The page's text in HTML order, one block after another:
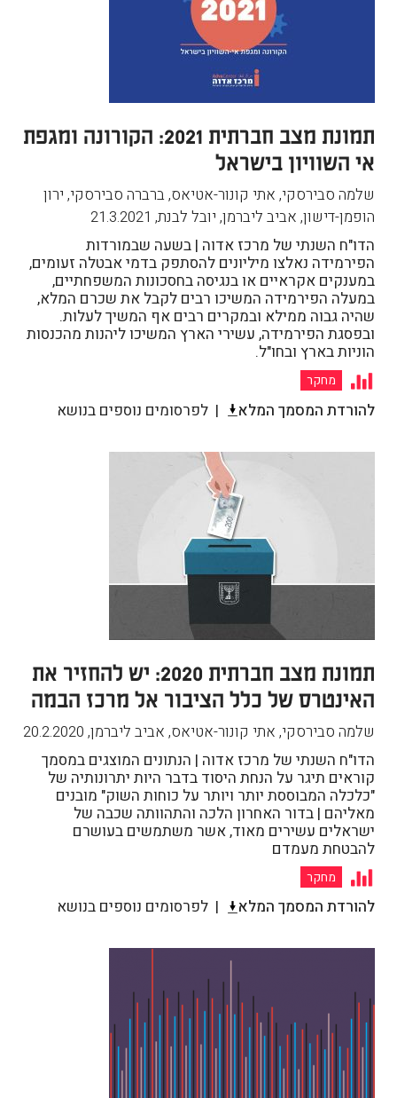
תמונת מצב חברתית 2021: הקורונה ומגפת
אי השוויון בישראל
שלמה סבירסקי, אתי קונור-אטיאס, ברברה סבירסקי, ירון
הופמן-דישון, אביב ליברמן, יובל לבנת,
21.3.2021
הדו"ח השנתי של מרכז אדוה | בשעה שבמורדות
הפירמידה נאלצו מיליונים להסתפק בדמי אבטלה זעומים,
במענקים אקראיים או בנגיסה בחסכונות המשפחתיים,
במעלה הפירמידה המשיכו רבים לקבל את שכרם המלא,
שהיה גבוה ממילא ובמקרים רבים אף המשיך לעלות.
ובפסגת הפירמידה, עשירי הארץ המשיכו ליהנות מהכנסות
הוניות בארץ ובחו"ל.
מחקר
להורדת המסמך המלא לפרסומים נוספים בנושא
תמונת מצב חברתית 2020: יש להחזיר את
האינטרס של כלל הציבור אל מרכז הבמה
שלמה סבירסקי, אתי קונור-אטיאס, אביב ליברמן,
20.2.2020
הדו"ח השנתי של מרכז אדוה | הנתונים המוצגים במסמך
קוראים תיגר על הנחת היסוד בדבר היות יתרונותיה של
"כלכלה המבוססת יותר ויותר על כוחות השוק" מובנים
מאליהם | בדור האחרון הלכה והתהוותה שכבה של
ישראלים עשירים מאוד, אשר משתמשים בעושרם
להבטחת מעמדם
מחקר
להורדת המסמך המלא לפרסומים נוספים בנושא